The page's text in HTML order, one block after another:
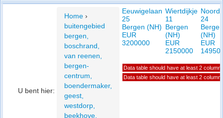
Vergelijk prijsposities - wijk
Cookie beleid
U bent hier:
Home ›
buitengebied
bergen,
boschrand,
van reenen,
bergen-
centrum,
boendermaker,
geest,
westdorp,
beekhove,
Eeuwigelaan
25
Bergen (NH)
EUR
3200000
Wiertdijkje
11
Bergen
(NH)
EUR
2150000
24
Bergen
(NH)
EUR
Data table should have at least 2
Data table should have at least 2